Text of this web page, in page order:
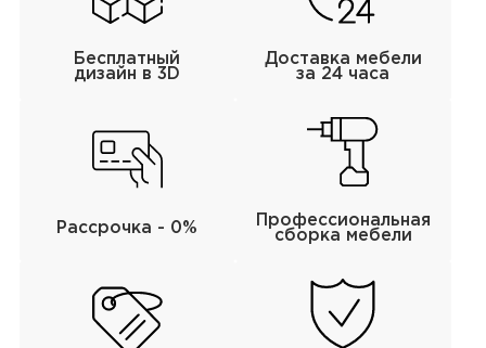
Бесплатный
дизайн в 3D
Доставка мебели
за 24 часа
Рассрочка - 0%
Профессиональная
сборка мебели